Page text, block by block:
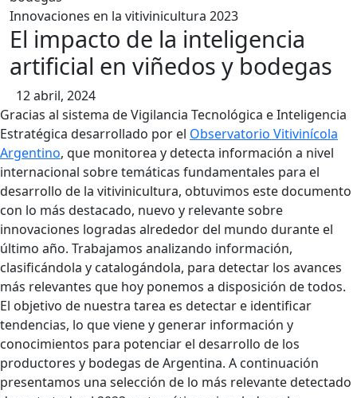
contenido
Innovaciones en la vitivinicultura 2023
El impacto de la inteligencia
artificial en viñedos y bodegas
12 abril, 2024
Gracias al sistema de Vigilancia Tecnológica e Inteligencia
Estratégica desarrollado por el Observatorio Vitivinícola
Argentino, que monitorea y detecta información a nivel
internacional sobre temáticas fundamentales para el
desarrollo de la vitivinicultura, obtuvimos este documento
con lo más destacado, nuevo y relevante sobre
innovaciones logradas alrededor del mundo durante el
último año. Trabajamos analizando información,
clasificándola y catalogándola, para detectar los avances
más relevantes que hoy ponemos a disposición de todos.
El objetivo de nuestra tarea es detectar e identificar
tendencias, lo que viene y generar información y
conocimientos para potenciar el desarrollo de los
productores y bodegas de Argentina. A continuación
presentamos una selección de lo más relevante detectado